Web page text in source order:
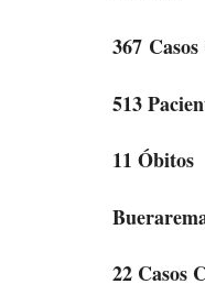
367
513
11 Óbitos
22 Casos